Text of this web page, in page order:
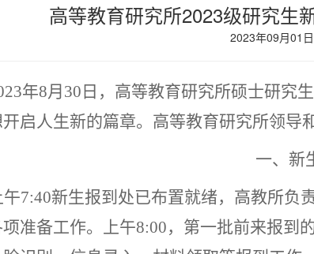
高等教育研究所2023级研究生
2023年09月01
年8月 30 日，高等教育研究所硕士研究
启人生新的篇章。高等教育研究所领导
一、新
午7:40新生报到处已布置就绪，高教所负
准备工作。上午8:00，第一批前来报到